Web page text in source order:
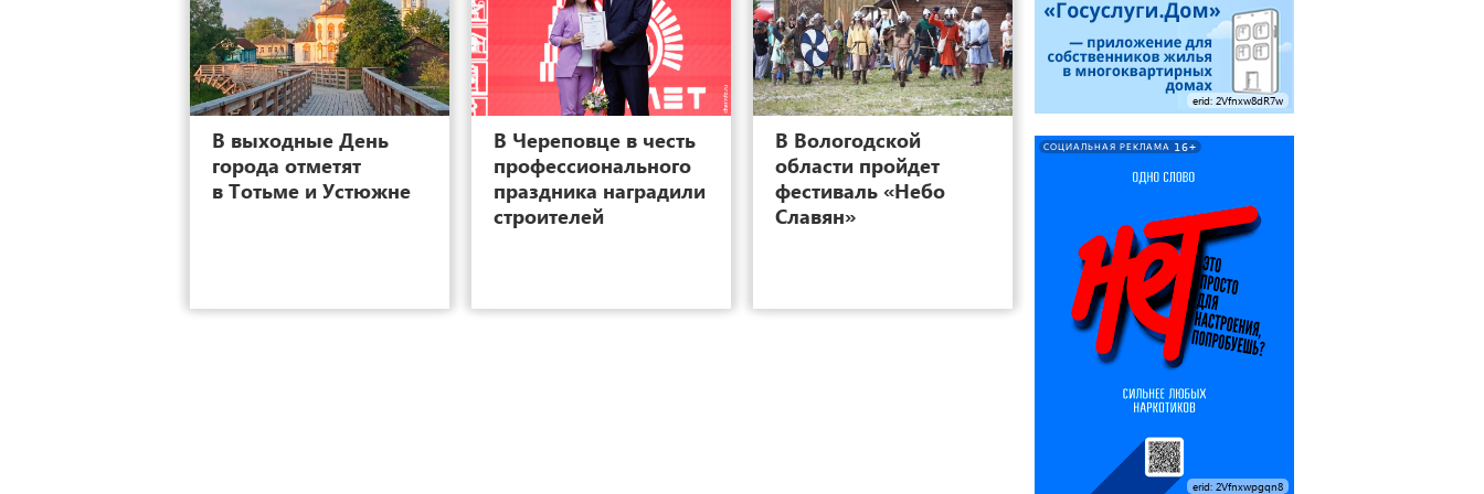
12
В выходные День
города отметят
в Тотьме и Устюжне
В Череповце в честь
профессионального
праздника наградили
строителей
9
В Вологодской
области пройдет
фестиваль «Небо
Славян»
erid: 2Vfnxw8dR7w
СОЦИАЛЬНАЯ РЕКЛАМА 16+
erid: 2Vfnxwpgqn8